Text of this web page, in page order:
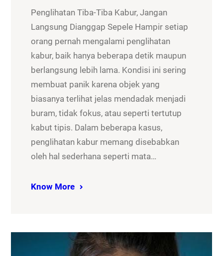
Penglihatan Tiba-Tiba Kabur, Jangan
Langsung Dianggap Sepele Hampir setiap
orang pernah mengalami penglihatan
kabur, baik hanya beberapa detik maupun
berlangsung lebih lama. Kondisi ini sering
membuat panik karena objek yang
biasanya terlihat jelas mendadak menjadi
buram, tidak fokus, atau seperti tertutup
kabut tipis. Dalam beberapa kasus,
penglihatan kabur memang disebabkan
oleh hal sederhana seperti mata…
Know More